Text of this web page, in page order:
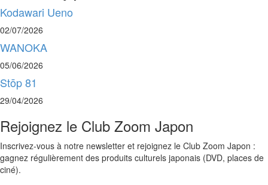
Kodawari Ueno
02/07/2026
WANOKA
05/06/2026
Stōp 81
29/04/2026
Rejoignez le Club Zoom Japon
Inscrivez-vous à notre newsletter et rejoignez le Club Zoom Japon :
gagnez régulièrement des produits culturels japonais (DVD, places de
ciné).